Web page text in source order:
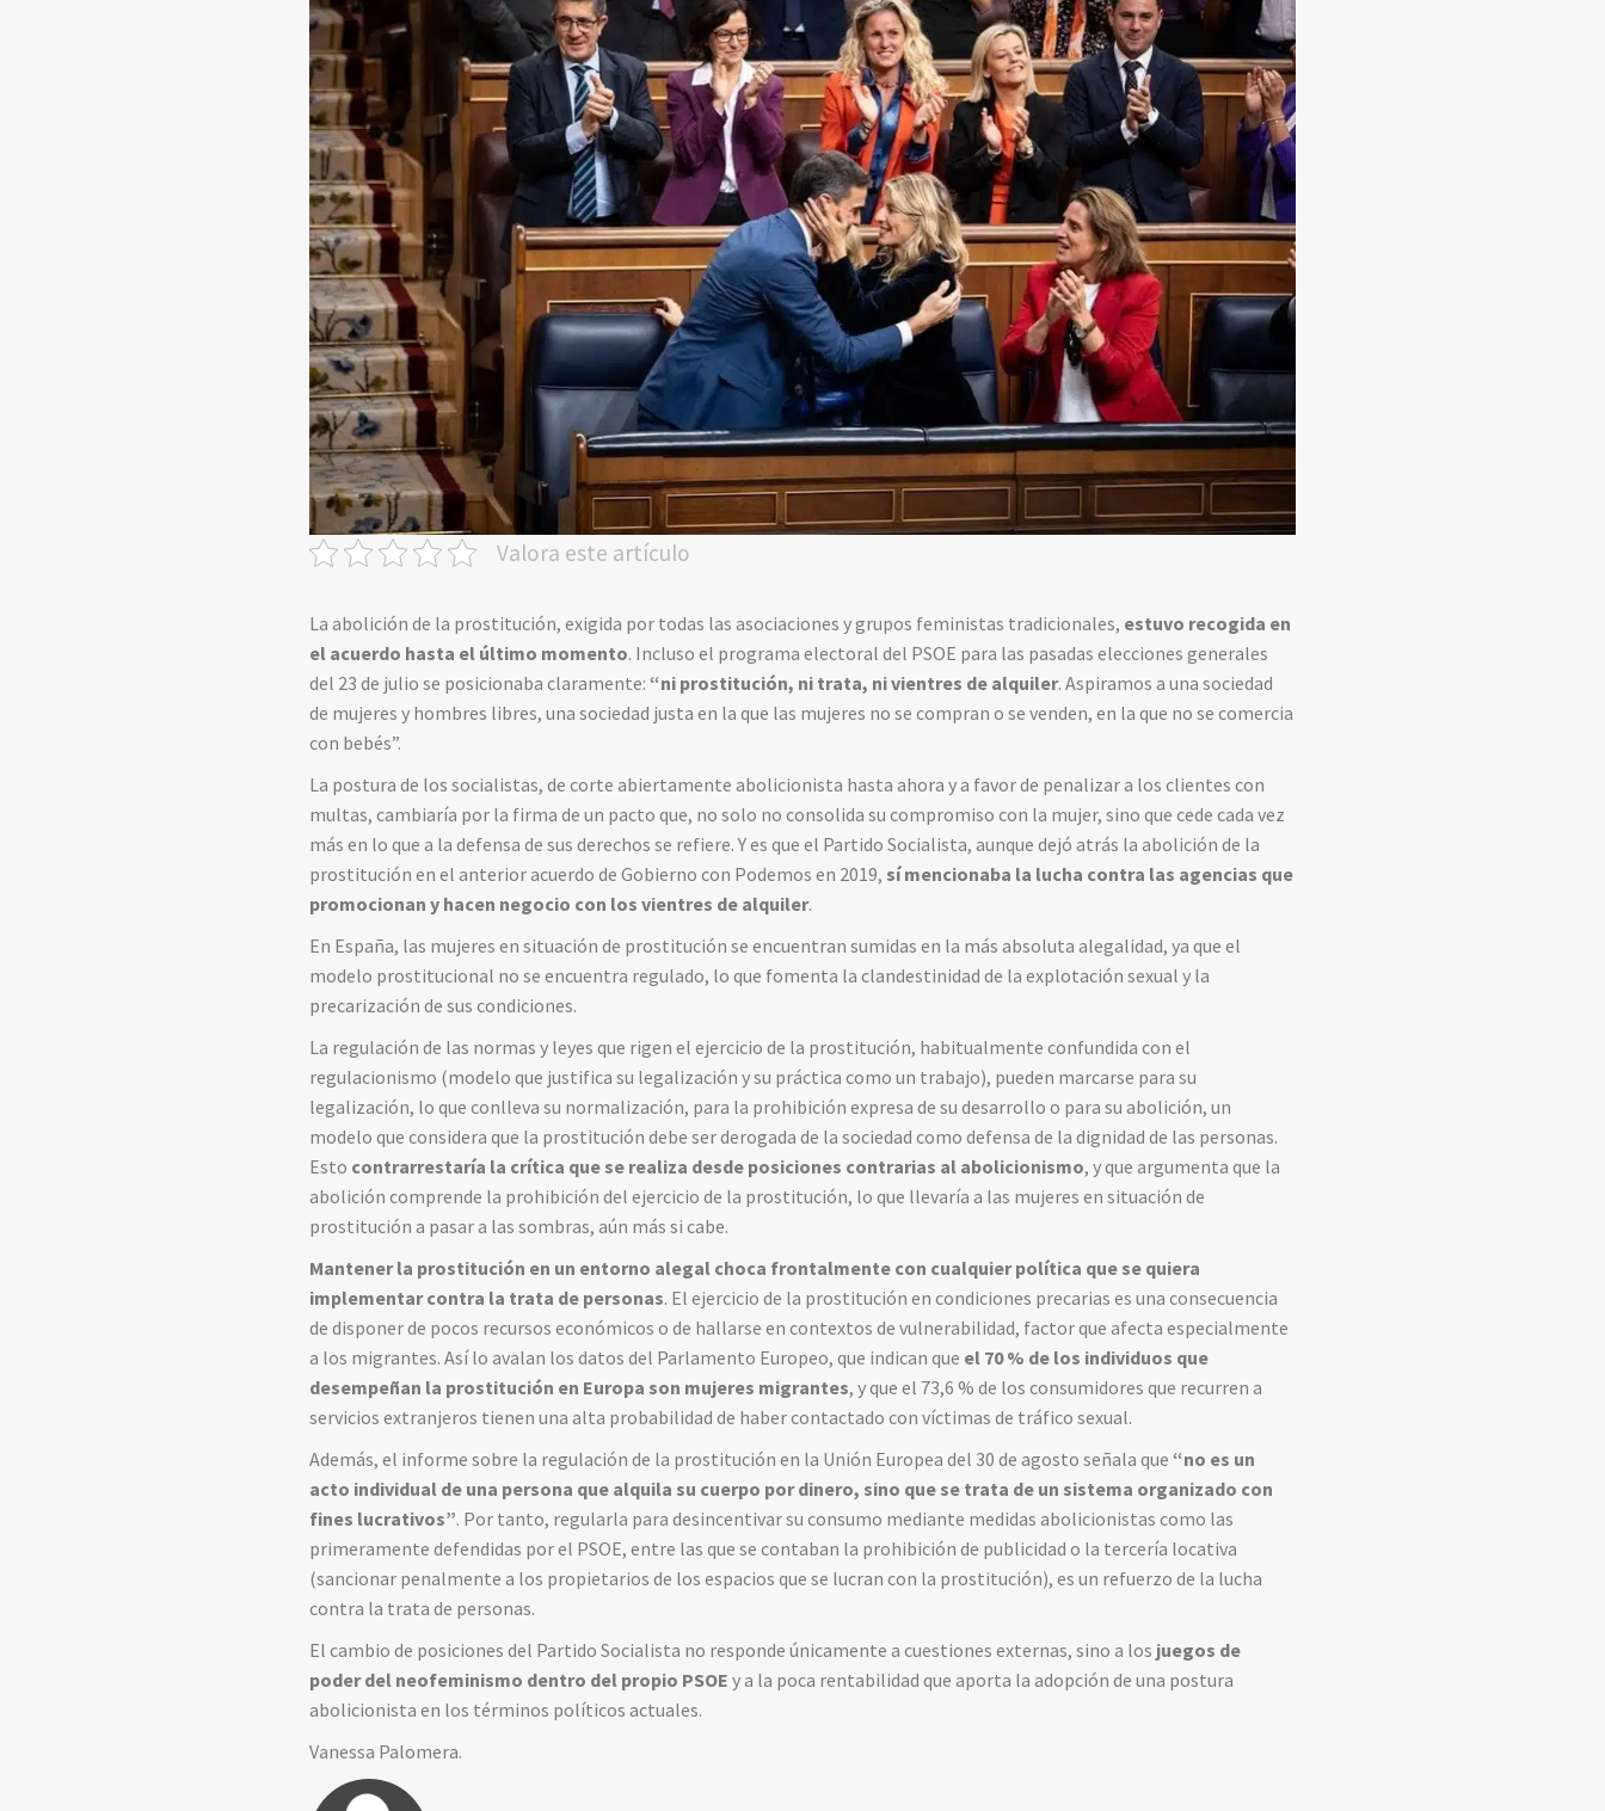
Valora este artículo
La abolición de la prostitución, exigida por todas las asociaciones y grupos feministas tradicionales, estuvo recogida en
el acuerdo hasta el último momento. Incluso el programa electoral del PSOE para las pasadas elecciones generales
del 23 de julio se posicionaba claramente: “ni prostitución, ni trata, ni vientres de alquiler. Aspiramos a una sociedad
de mujeres y hombres libres, una sociedad justa en la que las mujeres no se compran o se venden, en la que no se comercia
con bebés”.
La postura de los socialistas, de corte abiertamente abolicionista hasta ahora y a favor de penalizar a los clientes con
multas, cambiaría por la firma de un pacto que, no solo no consolida su compromiso con la mujer, sino que cede cada vez
más en lo que a la defensa de sus derechos se refiere. Y es que el Partido Socialista, aunque dejó atrás la abolición de la
prostitución en el anterior acuerdo de Gobierno con Podemos en 2019, sí mencionaba la lucha contra las agencias que
promocionan y hacen negocio con los vientres de alquiler.
En España, las mujeres en situación de prostitución se encuentran sumidas en la más absoluta alegalidad, ya que el
modelo prostitucional no se encuentra regulado, lo que fomenta la clandestinidad de la explotación sexual y la
precarización de sus condiciones.
La regulación de las normas y leyes que rigen el ejercicio de la prostitución, habitualmente confundida con el
regulacionismo (modelo que justifica su legalización y su práctica como un trabajo), pueden marcarse para su
legalización, lo que conlleva su normalización, para la prohibición expresa de su desarrollo o para su abolición, un
modelo que considera que la prostitución debe ser derogada de la sociedad como defensa de la dignidad de las personas.
Esto contrarrestaría la crítica que se realiza desde posiciones contrarias al abolicionismo, y que argumenta que la
abolición comprende la prohibición del ejercicio de la prostitución, lo que llevaría a las mujeres en situación de
prostitución a pasar a las sombras, aún más si cabe.
Mantener la prostitución en un entorno alegal choca frontalmente con cualquier política que se quiera
implementar contra la trata de personas. El ejercicio de la prostitución en condiciones precarias es una consecuencia
de disponer de pocos recursos económicos o de hallarse en contextos de vulnerabilidad, factor que afecta especialmente
a los migrantes. Así lo avalan los datos del Parlamento Europeo, que indican que el 70 % de los individuos que
desempeñan la prostitución en Europa son mujeres migrantes, y que el 73,6 % de los consumidores que recurren a
servicios extranjeros tienen una alta probabilidad de haber contactado con víctimas de tráfico sexual.
Además, el informe sobre la regulación de la prostitución en la Unión Europea del 30 de agosto señala que “no es un
acto individual de una persona que alquila su cuerpo por dinero, sino que se trata de un sistema organizado con
fines lucrativos”. Por tanto, regularla para desincentivar su consumo mediante medidas abolicionistas como las
primeramente defendidas por el PSOE, entre las que se contaban la prohibición de publicidad o la tercería locativa
(sancionar penalmente a los propietarios de los espacios que se lucran con la prostitución), es un refuerzo de la lucha
contra la trata de personas.
El cambio de posiciones del Partido Socialista no responde únicamente a cuestiones externas, sino a los juegos de
poder del neofeminismo dentro del propio PSOE y a la poca rentabilidad que aporta la adopción de una postura
abolicionista en los términos políticos actuales.
Vanessa Palomera.